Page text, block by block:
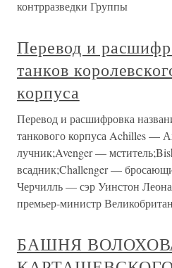
контрразведки Группы
Перевод и
танков
корпуса
Перевод и расшифровка
танкового корпуса Achilles —
лучник;Avenger —
всадник;Challenger —
Черчилль — сэр Уинстон
премьер-министр
БАШНЯ